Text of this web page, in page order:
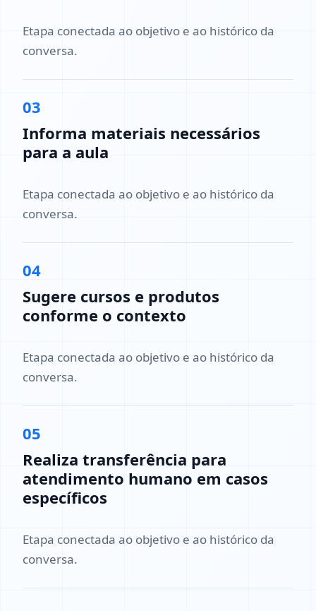
Etapa conectada ao objetivo e ao histórico da
conversa.
03
Informa materiais necessários
para a aula
Etapa conectada ao objetivo e ao histórico da
conversa.
04
Sugere cursos e produtos
conforme o contexto
Etapa conectada ao objetivo e ao histórico da
conversa.
05
Realiza transferência para
atendimento humano em casos
específicos
Etapa conectada ao objetivo e ao histórico da
conversa.